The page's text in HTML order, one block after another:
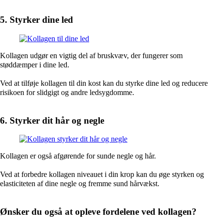
5. Styrker dine led
Kollagen udgør en vigtig del af bruskvæv, der fungerer som
støddæmper i dine led.
Ved at tilføje kollagen til din kost kan du styrke dine led og reducere
risikoen for slidgigt og andre ledsygdomme.
6. Styrker dit hår og negle
Kollagen er også afgørende for sunde negle og hår.
Ved at forbedre kollagen niveauet i din krop kan du øge styrken og
elasticiteten af dine negle og fremme sund hårvækst.
Ønsker du også at opleve fordelene ved kollagen?